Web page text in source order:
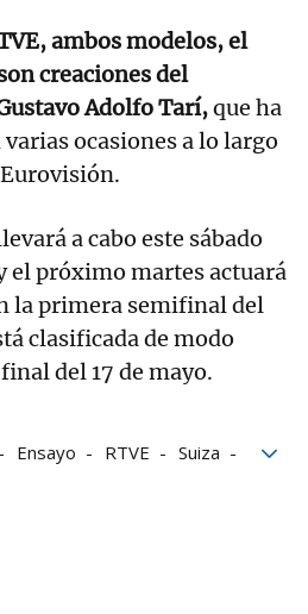
ambos modelos, el
creaciones del
Adolfo Tarí,que ha
ocasiones a lo largo
a cabo este sábado
el próximo martes actuará
la primera semifinal del
clasificada de modo
del 17 de mayo.
Ensayo RTVE
Suiza